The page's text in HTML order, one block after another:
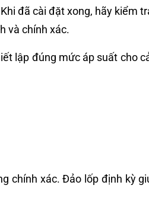
đã cài đặt xong, hãy kiểm
và chính xác.
lập đúng mức áp suất cho
chính xác. Đảo lốp định kỳ